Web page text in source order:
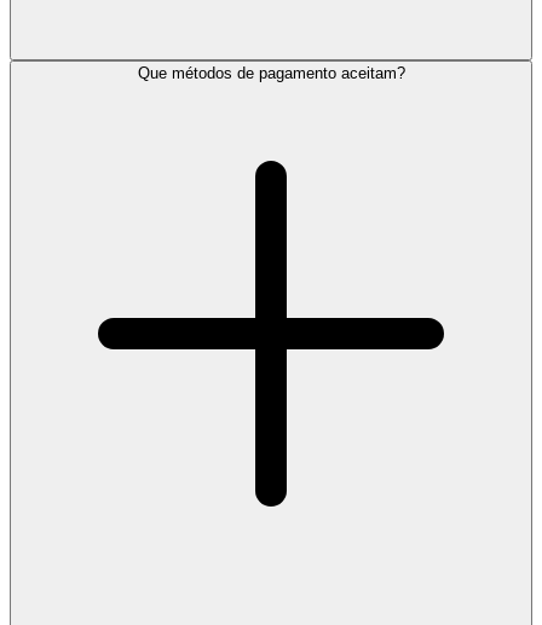
Que métodos de pagamento aceitam?